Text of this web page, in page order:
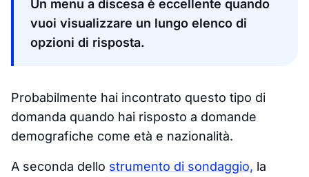
Un menu a discesa è eccellente quando
vuoi visualizzare un lungo elenco di
opzioni di risposta.
Probabilmente hai incontrato questo tipo di
domanda quando hai risposto a domande
demografiche come età e nazionalità.
A seconda dello strumento di sondaggio, la